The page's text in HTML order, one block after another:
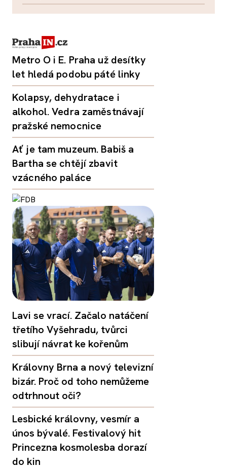
Metro O i E. Praha už desítky
let hledá podobu páté linky
Kolapsy, dehydratace i
alkohol. Vedra zaměstnávají
pražské nemocnice
Ať je tam muzeum. Babiš a
Bartha se chtějí zbavit
vzácného paláce
Lavi se vrací. Začalo natáčení
třetího Vyšehradu, tvůrci
slibují návrat ke kořenům
Královny Brna a nový televizní
bizár. Proč od toho nemůžeme
odtrhnout oči?
Lesbické královny, vesmír a
únos bývalé. Festivalový hit
Princezna kosmolesba dorazí
do kin